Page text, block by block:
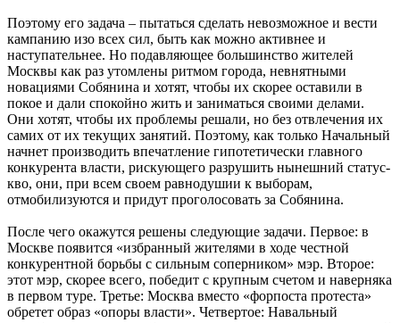
Поэтому его задача – пытаться сделать невозможное и вести
кампанию изо всех сил, быть как можно активнее и
наступательнее. Но подавляющее большинство жителей
Москвы как раз утомлены ритмом города, невнятными
новациями Собянина и хотят, чтобы их скорее оставили в
покое и дали спокойно жить и заниматься своими делами.
Они хотят, чтобы их проблемы решали, но без отвлечения их
самих от их текущих занятий. Поэтому, как только Начальный
начнет производить впечатление гипотетически главного
конкурента власти, рискующего разрушить нынешний статус-
кво, они, при всем своем равнодушии к выборам,
отмобилизуются и придут проголосовать за Собянина.
После чего окажутся решены следующие задачи. Первое: в
Москве появится «избранный жителями в ходе честной
конкурентной борьбы с сильным соперником» мэр. Второе:
этот мэр, скорее всего, победит с крупным счетом и наверняка
в первом туре. Третье: Москва вместо «форпоста протеста»
обретет образ «опоры власти». Четвертое: Навальный